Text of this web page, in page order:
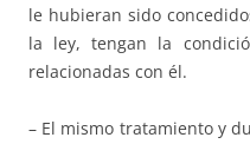
le hubieran sido
la ley, tengan la
relacionadas con él.
– El mismo tratamiento y